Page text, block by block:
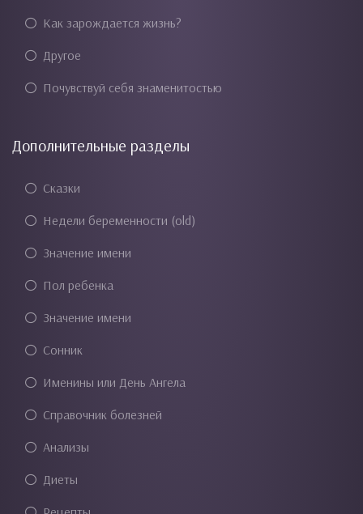
Как зарождается жизнь?
Другое
Почувствуй себя знаменитостью
Дополнительные разделы
Сказки
Недели беременности (old)
Значение имени
Пол ребенка
Значение имени
Сонник
Именины или День Ангела
Справочник болезней
Анализы
Диеты